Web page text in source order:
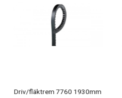
Driv/fläktrem 7760 1930mm